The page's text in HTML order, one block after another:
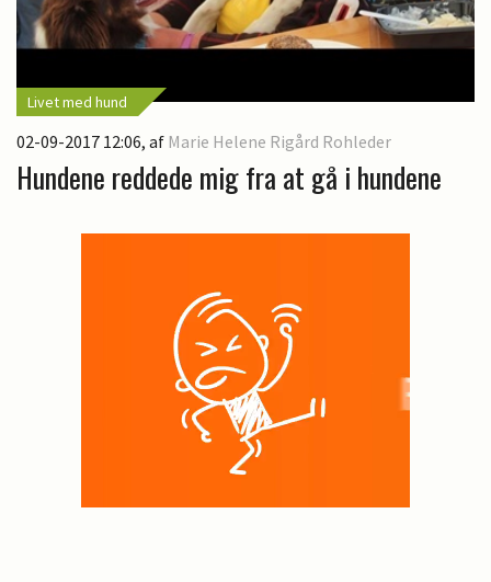
Livet med hund
02-09-2017 12:06, af Marie Helene Rigård Rohleder
Hundene reddede mig fra at gå i hundene